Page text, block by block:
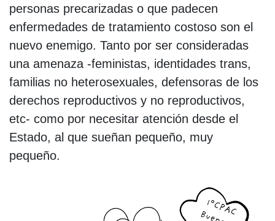
personas precarizadas o que padecen
enfermedades de tratamiento costoso son el
nuevo enemigo. Tanto por ser consideradas
una amenaza -feministas, identidades trans,
familias no heterosexuales, defensoras de los
derechos reproductivos y no reproductivos,
etc- como por necesitar atención desde el
Estado, al que sueñan pequeño, muy
pequeño.